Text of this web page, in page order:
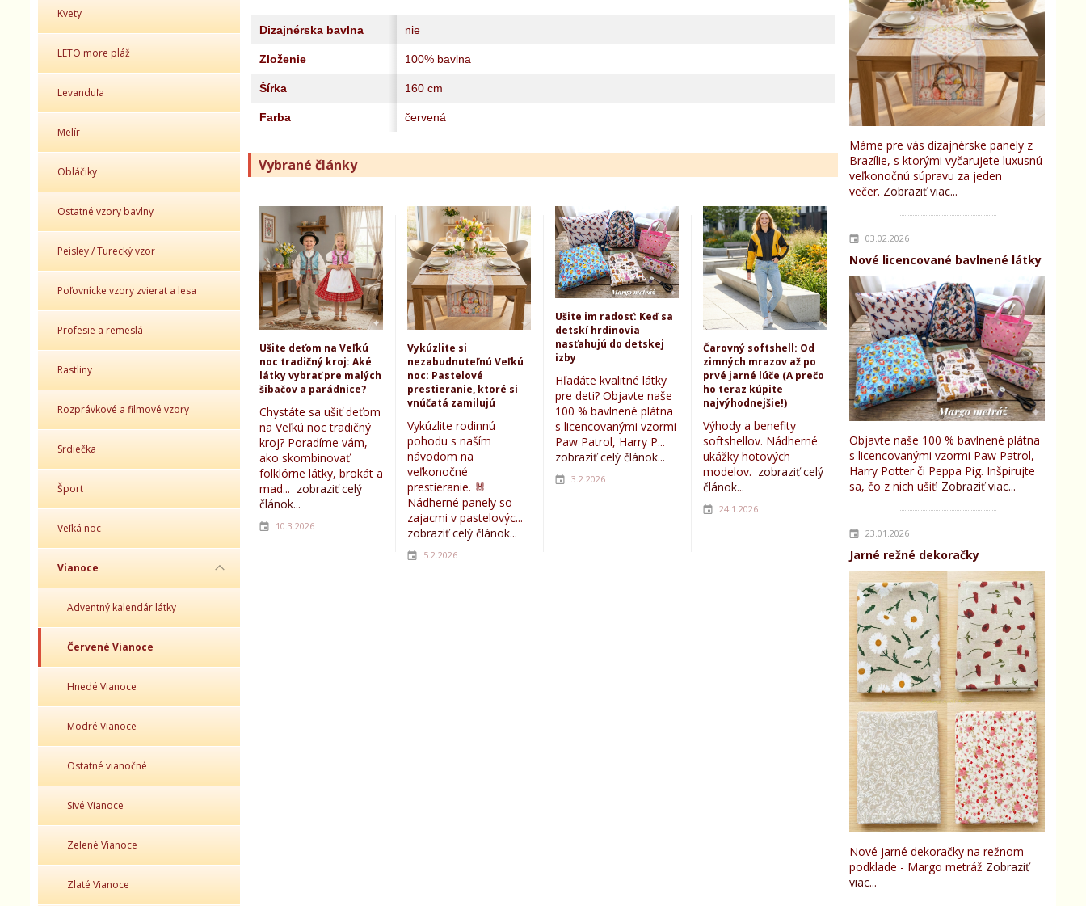
Kvety
LETO more pláž
Levanduľa
Melír
Obláčiky
Ostatné vzory bavlny
Peisley / Turecký vzor
Poľovnícke vzory zvierat a lesa
Profesie a remeslá
Rastliny
Rozprávkové a filmové vzory
Srdiečka
Šport
Veľká noc
Vianoce
Adventný kalendár látky
Červené Vianoce
Hnedé Vianoce
Modré Vianoce
Ostatné vianočné
Sivé Vianoce
Zelené Vianoce
Zlaté Vianoce
Máme pre vás dizajnérske panely z
Brazílie, s ktorými vyčarujete luxusnú
veľkonočnú súpravu za jeden
večer. Zobraziť viac...
03.02.2026
Nové licencované bavlnené látky
Objavte naše 100 % bavlnené plátna
s licencovanými vzormi Paw Patrol,
Harry Potter či Peppa Pig. Inšpirujte
sa, čo z nich ušiť! Zobraziť viac...
23.01.2026
Jarné režné dekoračky
Nové jarné dekoračky na režnom
podklade - Margo metráž Zobraziť
viac...
Dizajnérska bavlna nie
Zloženie 100% bavlna
Šírka 160 cm
Farba červená
Vybrané články
Ušite deťom na Veľkú
noc tradičný kroj: Aké
látky vybrať pre malých
šibačov a parádnice?
Chystáte sa ušiť deťom
na Veľkú noc tradičný
kroj? Poradíme vám,
ako skombinovať
folklórne látky, brokát a
mad... zobraziť celý
článok...
10.3.2026
Vykúzlite si
nezabudnuteľnú Veľkú
noc: Pastelové
prestieranie, ktoré si
vnúčatá zamilujú
Vykúzlite rodinnú
pohodu s naším
návodom na
veľkonočné
prestieranie. 🐰
Nádherné panely so
zajacmi v pastelovýc...
zobraziť celý článok...
5.2.2026
Ušite im radosť: Keď sa
detskí hrdinovia
nasťahujú do detskej
izby
Hľadáte kvalitné látky
pre deti? Objavte naše
100 % bavlnené plátna
s licencovanými vzormi
Paw Patrol, Harry P...
zobraziť celý článok...
3.2.2026
Čarovný softshell: Od
zimných mrazov až po
prvé jarné lúče (A prečo
ho teraz kúpite
najvýhodnejšie!)
Výhody a benefity
softshellov. Nádherné
ukážky hotových
modelov. zobraziť celý
článok...
24.1.2026